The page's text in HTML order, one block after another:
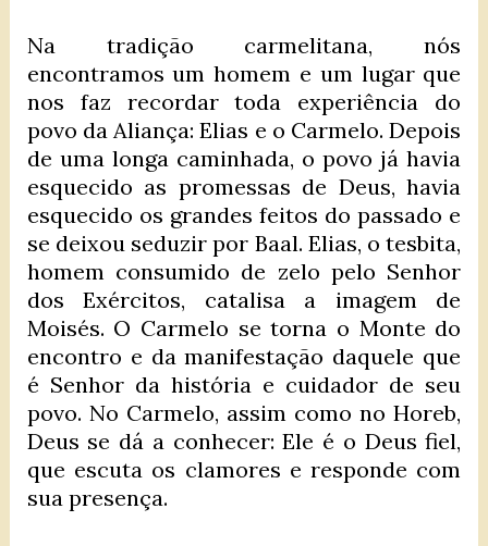
Na tradição carmelitana, nós
encontramos um homem e um lugar que
nos faz recordar toda experiência do
povo da Aliança: Elias e o Carmelo. Depois
de uma longa caminhada, o povo já havia
esquecido as promessas de Deus, havia
esquecido os grandes feitos do passado e
se deixou seduzir por Baal. Elias, o tesbita,
homem consumido de zelo pelo Senhor
dos Exércitos, catalisa a imagem de
Moisés. O Carmelo se torna o Monte do
encontro e da manifestação daquele que
é Senhor da história e cuidador de seu
povo. No Carmelo, assim como no Horeb,
Deus se dá a conhecer: Ele é o Deus fiel,
que escuta os clamores e responde com
sua presença.